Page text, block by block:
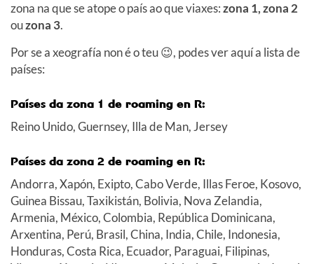
zona na que se atope o país ao que viaxes:zona 1, zona 2
ouzona 3.
Por se a xeografía non é o teu 😉, podes ver aquí a lista de
países:
Países da zona 1 de roaming en R:
Reino Unido, Guernsey, Illa de Man, Jersey
Países da zona 2 de roaming en R:
Andorra, Xapón, Exipto, Cabo Verde, Illas Feroe, Kosovo,
Guinea Bissau, Taxikistán, Bolivia, Nova Zelandia,
Armenia, México, Colombia, República Dominicana,
Arxentina, Perú, Brasil, China, India, Chile, Indonesia,
Honduras, Costa Rica, Ecuador, Paraguai, Filipinas,